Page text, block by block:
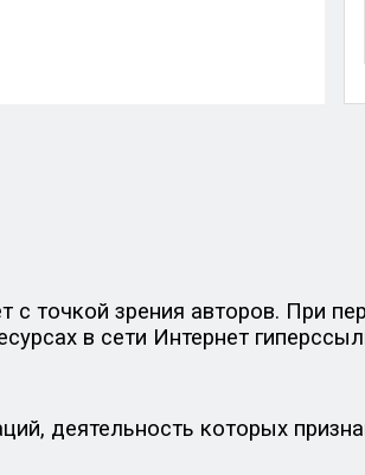
точкой зрения авторов. При
в сети Интернет
деятельность которых